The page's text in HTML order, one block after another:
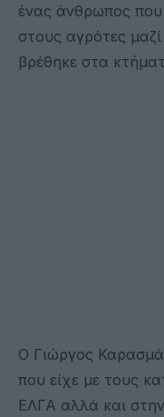
ένας άνθρωπος που
στους αγρότες
βρέθηκε στα
Ο Γιώργος
που είχε με τους
ΕΛΓΑ αλλά και